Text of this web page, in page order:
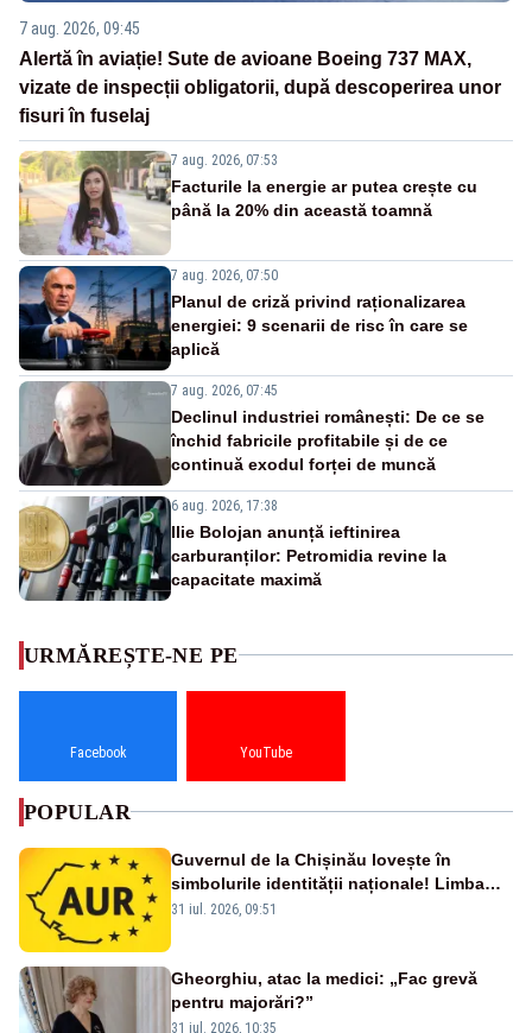
7 aug. 2026, 09:45
Alertă în aviație! Sute de avioane Boeing 737 MAX,
vizate de inspecții obligatorii, după descoperirea unor
fisuri în fuselaj
7 aug. 2026, 07:53
Facturile la energie ar putea crește cu
până la 20% din această toamnă
7 aug. 2026, 07:50
Planul de criză privind raționalizarea
energiei: 9 scenarii de risc în care se
aplică
7 aug. 2026, 07:45
Declinul industriei românești: De ce se
închid fabricile profitabile și de ce
continuă exodul forței de muncă
6 aug. 2026, 17:38
Ilie Bolojan anunță ieftinirea
carburanților: Petromidia revine la
capacitate maximă
URMĂREȘTE-NE PE
Facebook YouTube
POPULAR
Guvernul de la Chișinău lovește în
simbolurile identității naționale! Limba
română nu se economisește! Limba
31 iul. 2026, 09:51
Gheorghiu, atac la medici: „Fac grevă
pentru majorări?”
31 iul. 2026, 10:35